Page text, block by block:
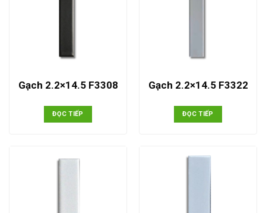
Gạch 2.2×14.5 F3308
ĐỌC TIẾP
Gạch 2.2×14.5 F3322
ĐỌC TIẾP